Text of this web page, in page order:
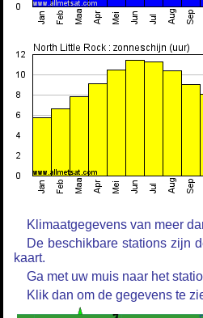
Klimaatgegevens van meer
De beschikbare stations zijn
kaart.
Ga met uw muis naar het
Klik dan om de gegevens te